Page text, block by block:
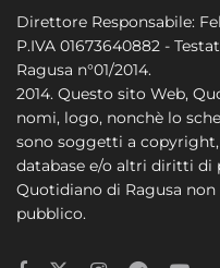
Direttore Responsabile:
P.IVA 01673640882 -
Ragusa n°01/2014.
2014. Questo sito Web,
nomi, logo, nonchè lo
sono soggetti a
database e/o altri diritti di
Quotidiano di Ragusa
pubblico.